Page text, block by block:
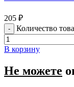
205 ₽
Количество
В корзину
Не можете